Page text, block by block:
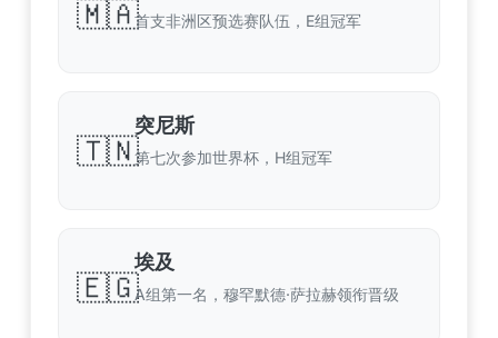
🇲🇦首支非洲区预选赛队伍，E组冠军
🇹🇳
突尼斯
第七次参加世界杯，H组冠军
🇪🇬
埃及
A组第一名，穆罕默德·萨拉赫领衔晋级